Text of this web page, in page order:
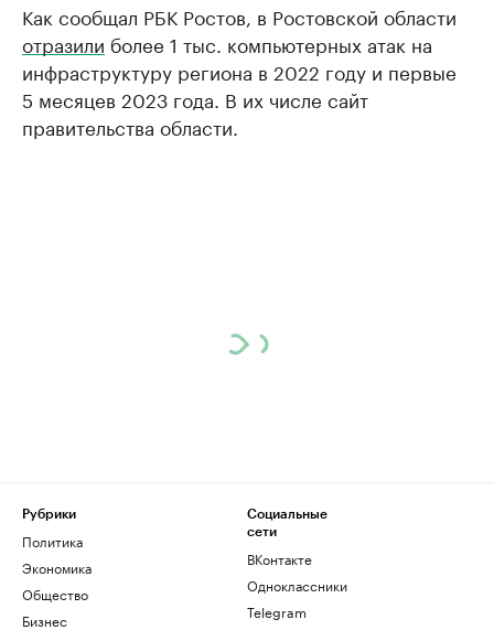
Как сообщал РБК Ростов, в Ростовской области
отразили более 1 тыс. компьютерных атак на
инфраструктуру региона в 2022 году и первые
5 месяцев 2023 года. В их числе сайт
правительства области.
Рубрики
Политика
Экономика
Общество
Бизнес
Социальные
сети
ВКонтакте
Одноклассники
Telegram